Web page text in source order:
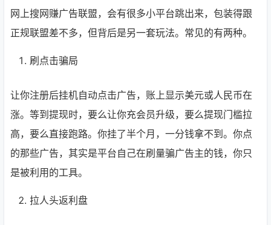
网上搜网赚广告联盟，会有很多小平台跳出来，包装得跟
正规联盟差不多，但背后是另一套玩法。常见的有两种。
刷点击骗局
让你注册后挂机自动点击广告，账上显示美元或人民币在
涨。等到提现时，要么让你充会员升级，要么提现门槛拉
高，要么直接跑路。你挂了半个月，一分钱拿不到。你点
的那些广告，其实是平台自己在刷量骗广告主的钱，你只
是被利用的工具。
拉人头返利盘